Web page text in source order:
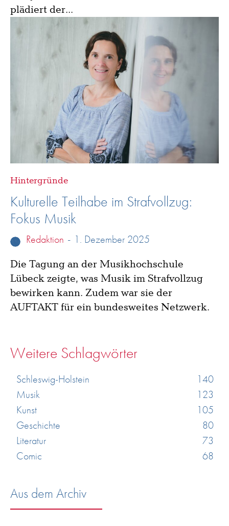
plädiert der...
Hintergründe
Kulturelle Teilhabe im Strafvollzug:
Fokus Musik
Redaktion - 1. Dezember 2025
Die Tagung an der Musikhochschule
Lübeck zeigte, was Musik im Strafvollzug
bewirken kann. Zudem war sie der
AUFTAKT für ein bundesweites Netzwerk.
Weitere Schlagwörter
Schleswig-Holstein
140
Musik
123
Kunst
105
Geschichte
80
Literatur
73
Comic
68
Aus dem Archiv